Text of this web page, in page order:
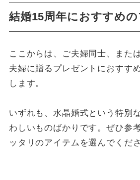
結婚15周年におすすめの
ここからは、ご夫婦同士、また
夫婦に贈るプレゼントにおすす
します。
いずれも、水晶婚式という特別
わしいものばかりです。ぜひ参
ッタリのアイテムを選んでくださ